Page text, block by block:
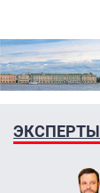
ЭКСПЕРТЫ